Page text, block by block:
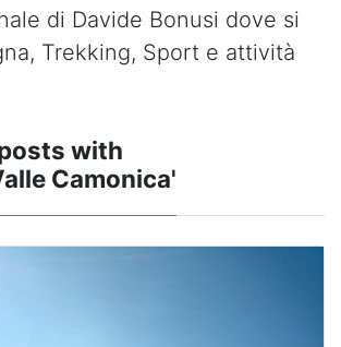
di Davide Bonusi dove si
Trekking, Sport e attività
with
Camonica'